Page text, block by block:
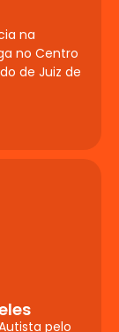
a
na
no Centro
de Juiz de
pelo